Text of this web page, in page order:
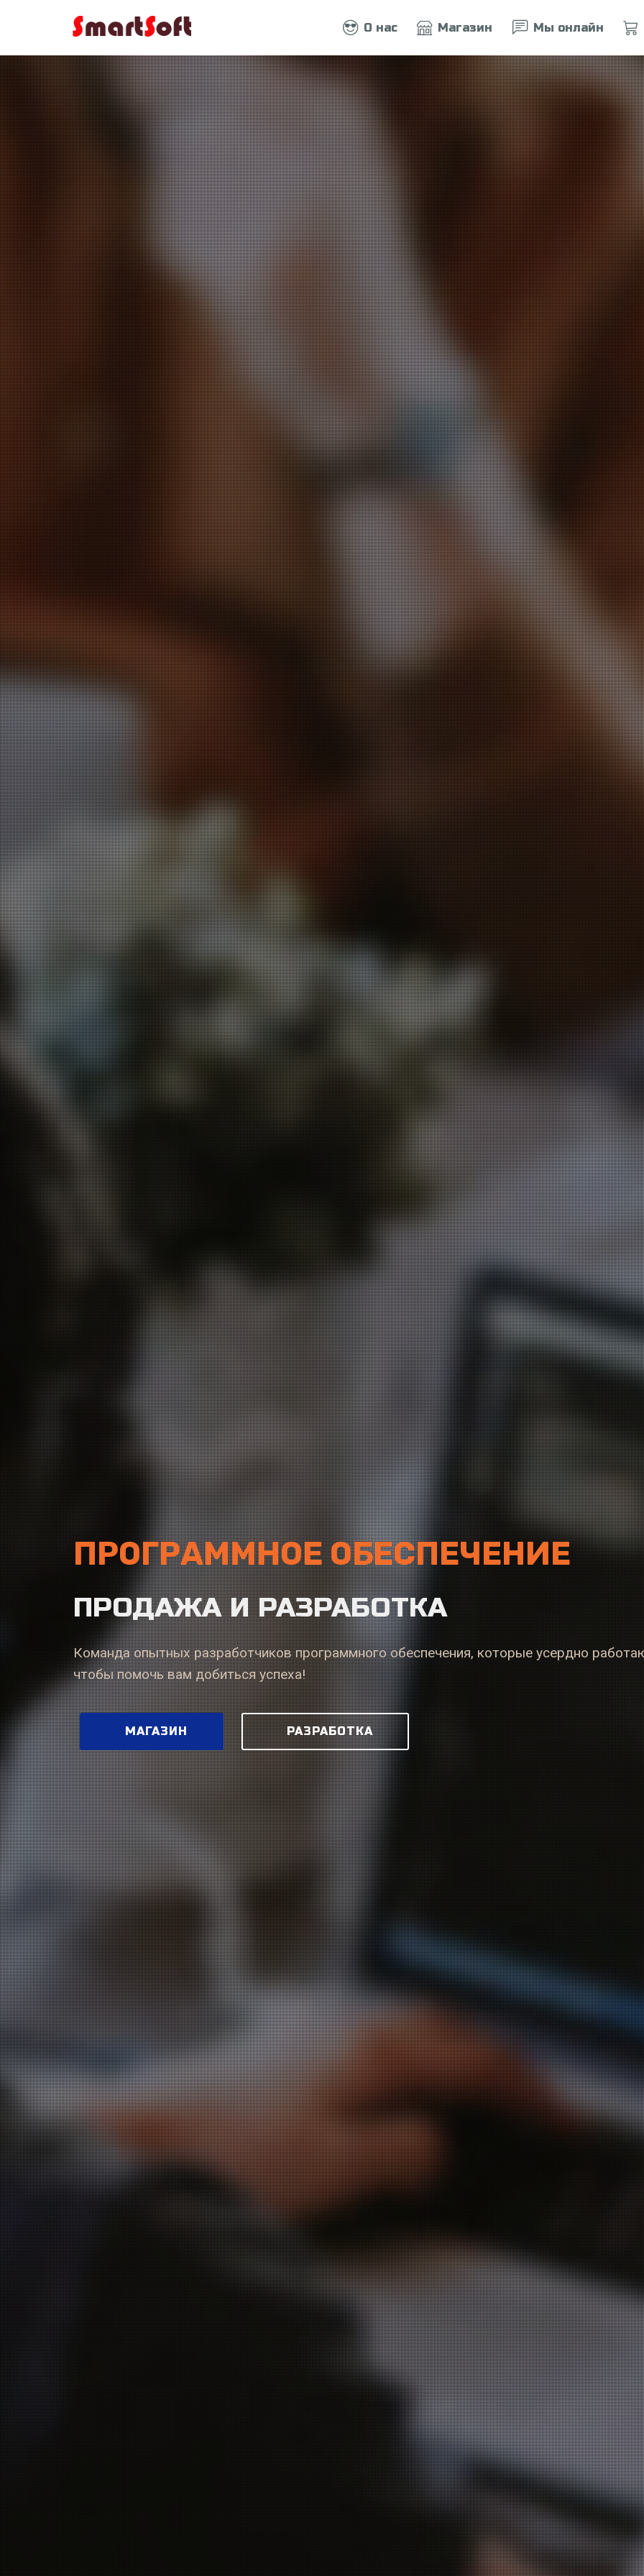
О нас Магазин Мы онлайн
ПРОГРАММНОЕ ОБЕСПЕЧЕНИЕ
ПРОДАЖА И РАЗРАБОТКА
Команда опытных разработчиков программного обеспечения, которые усердно
чтобы помочь вам добиться успеха!
МАГАЗИН РАЗРАБОТКА